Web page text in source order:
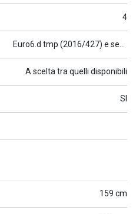
4
A scelta tra quelli disponibili
SI
159 cm